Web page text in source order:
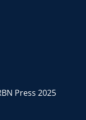
Press 2025